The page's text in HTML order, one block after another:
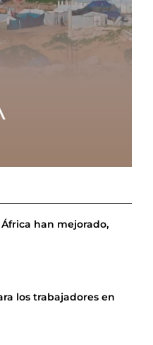
han mejorado,
los trabajadores en